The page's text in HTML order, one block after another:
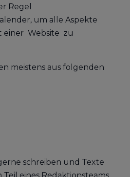
Regel
um alle Aspekte
einer Website zu
meistens aus folgenden
schreiben und Texte